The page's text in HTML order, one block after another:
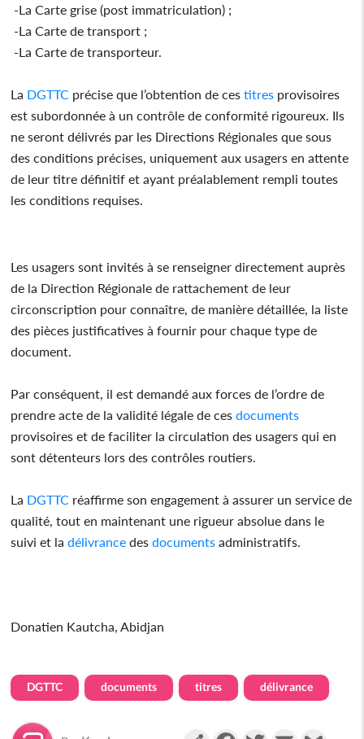
-La Carte grise (post immatriculation) ;
-La Carte de transport ;
-La Carte de transporteur.
La DGTTC précise que l’obtention de cestitres provisoires
est subordonnée à un contrôle de conformité rigoureux. Ils
ne seront délivrés par les Directions Régionales que sous
des conditions précises, uniquement aux usagers en attente
de leur titre définitif et ayant préalablement rempli toutes
les conditions requises.
Les usagers sont invités à se renseigner directement auprès
de la Direction Régionale de rattachement de leur
circonscription pour connaître, de manière détaillée, la liste
des pièces justificatives à fournir pour chaque type de
document.
Par conséquent, il est demandé aux forces de l’ordre de
prendre acte de la validité légale de cesdocuments
provisoires et de faciliter la circulation des usagers qui en
sont détenteurs lors des contrôles routiers.
La DGTTC réaffirme son engagement à assurer un service de
qualité, tout en maintenant une rigueur absolue dans le
suivi et ladélivrance desdocuments administratifs.
Donatien Kautcha, Abidjan
DGTTC documents titres délivrance
PartagerFacebookTwitterEmail